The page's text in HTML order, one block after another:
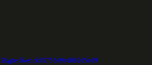
Skype: live:.cid.575569c608265c69